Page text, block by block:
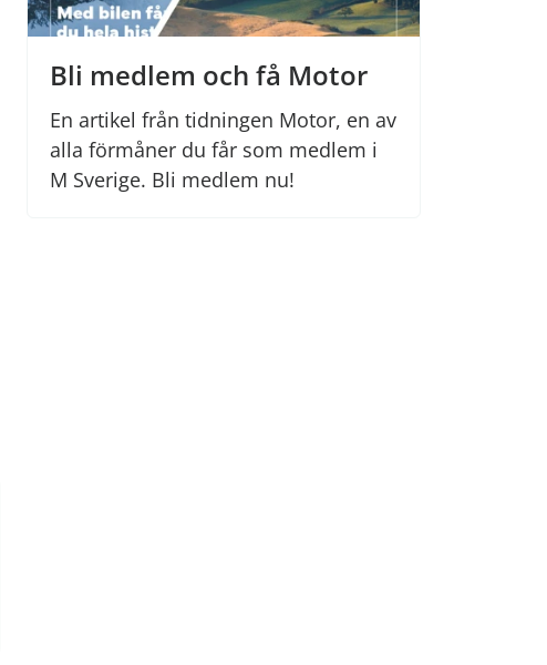
Bli medlem och få Motor
En artikel från tidningen Motor, en av
alla förmåner du får som medlem i
M Sverige. Bli medlem nu!